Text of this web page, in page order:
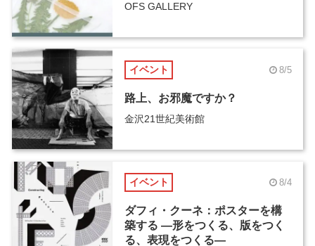
OFS GALLERY
イベント 8/5
路上、お邪魔ですか？
金沢21世紀美術館
イベント 8/4
ダフィ・クーネ：ポスターを構
築する ―形をつくる、版をつく
る、表現をつくる―